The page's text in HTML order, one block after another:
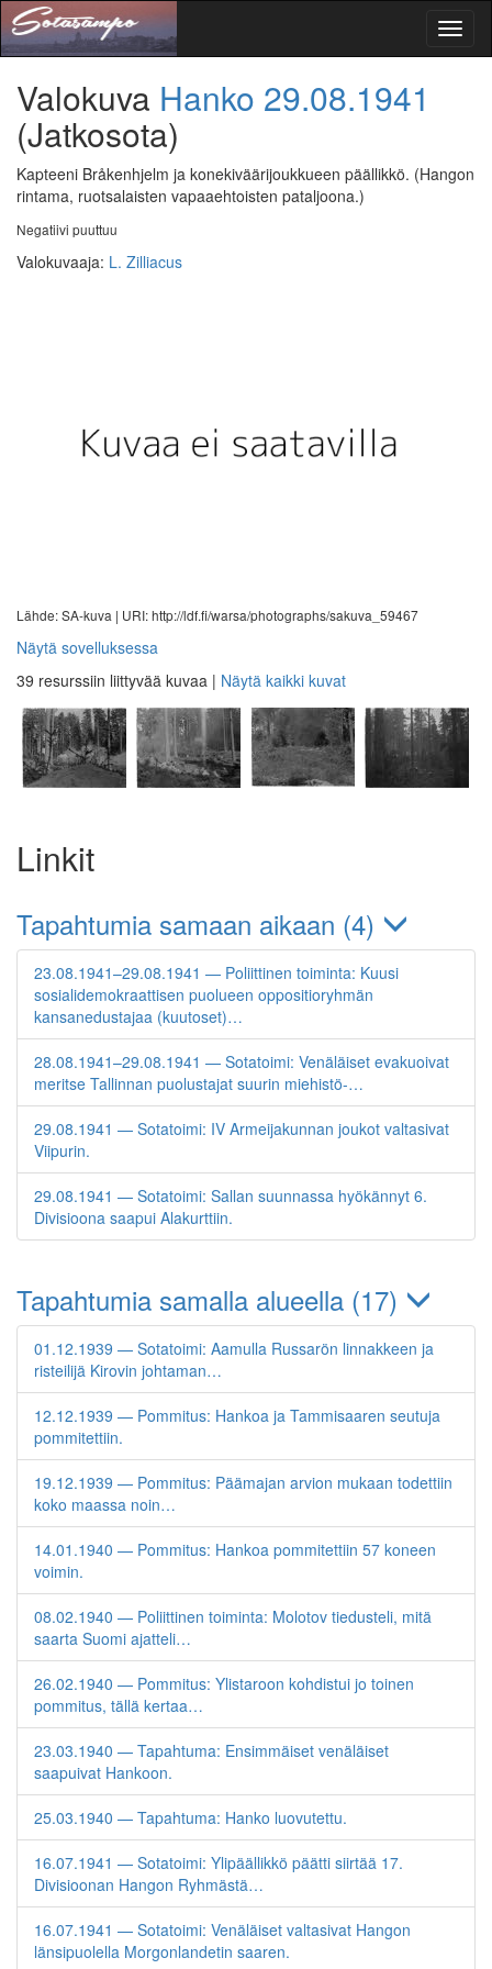
Valokuva Hanko 29.08.1941
(Jatkosota)
Kapteeni Bråkenhjelm ja konekiväärijoukkueen päällikkö. (Hangon
rintama, ruotsalaisten vapaaehtoisten pataljoona.)
Negatiivi puuttuu
Valokuvaaja: L. Zilliacus
Lähde: SA-kuva | URI: http://ldf.fi/warsa/photographs/sakuva_59467
Näytä sovelluksessa
39 resurssiin liittyvää kuvaa | Näytä kaikki kuvat
Linkit
Tapahtumia samaan aikaan (4)
23.08.1941–29.08.1941 — Poliittinen toiminta: Kuusi
sosialidemokraattisen puolueen oppositioryhmän
kansanedustajaa (kuutoset)…
28.08.1941–29.08.1941 — Sotatoimi: Venäläiset evakuoivat
meritse Tallinnan puolustajat suurin miehistö-…
29.08.1941 — Sotatoimi: IV Armeijakunnan joukot valtasivat
Viipurin.
29.08.1941 — Sotatoimi: Sallan suunnassa hyökännyt 6.
Divisioona saapui Alakurttiin.
Tapahtumia samalla alueella (17)
01.12.1939 — Sotatoimi: Aamulla Russarön linnakkeen ja
risteilijä Kirovin johtaman…
12.12.1939 — Pommitus: Hankoa ja Tammisaaren seutuja
pommitettiin.
19.12.1939 — Pommitus: Päämajan arvion mukaan todettiin
koko maassa noin…
14.01.1940 — Pommitus: Hankoa pommitettiin 57 koneen
voimin.
08.02.1940 — Poliittinen toiminta: Molotov tiedusteli, mitä
saarta Suomi ajatteli…
26.02.1940 — Pommitus: Ylistaroon kohdistui jo toinen
pommitus, tällä kertaa…
23.03.1940 — Tapahtuma: Ensimmäiset venäläiset
saapuivat Hankoon.
25.03.1940 — Tapahtuma: Hanko luovutettu.
16.07.1941 — Sotatoimi: Ylipäällikkö päätti siirtää 17.
Divisioonan Hangon Ryhmästä…
16.07.1941 — Sotatoimi: Venäläiset valtasivat Hangon
länsipuolella Morgonlandetin saaren.